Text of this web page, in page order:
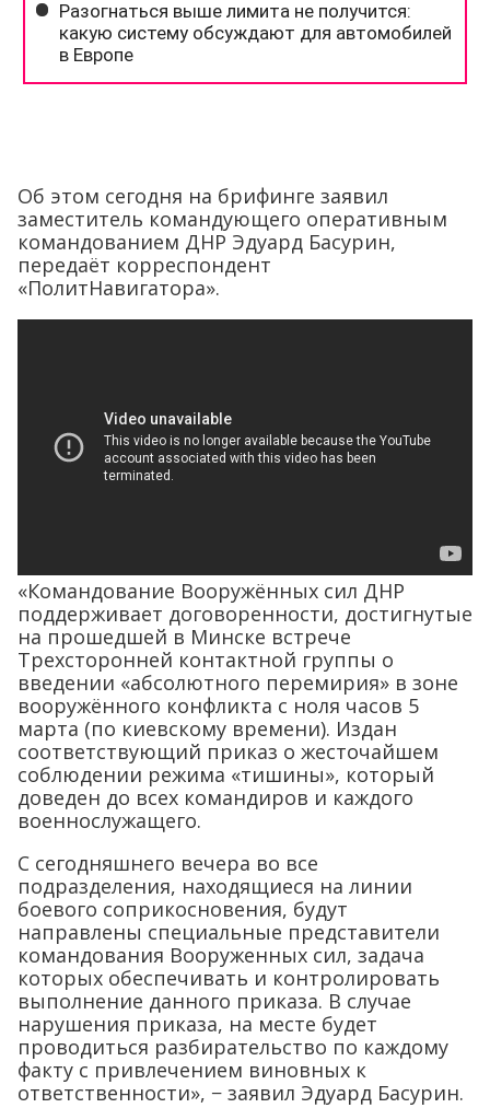
Об этом сегодня на брифинге заявил
заместитель командующего оперативным
командованием ДНР Эдуард Басурин,
передаёт корреспондент
«ПолитНавигатора».
«Командование Вооружённых сил ДНР
поддерживает договоренности, достигнутые
на прошедшей в Минске встрече
Трехсторонней контактной группы о
введении «абсолютного перемирия» в зоне
вооружённого конфликта с ноля часов 5
марта (по киевскому времени). Издан
соответствующий приказ о жесточайшем
соблюдении режима «тишины», который
доведен до всех командиров и каждого
военнослужащего.
С сегодняшнего вечера во все
подразделения, находящиеся на линии
боевого соприкосновения, будут
направлены специальные представители
командования Вооруженных сил, задача
которых обеспечивать и контролировать
выполнение данного приказа. В случае
нарушения приказа, на месте будет
проводиться разбирательство по каждому
факту с привлечением виновных к
ответственности», − заявил Эдуард Басурин.